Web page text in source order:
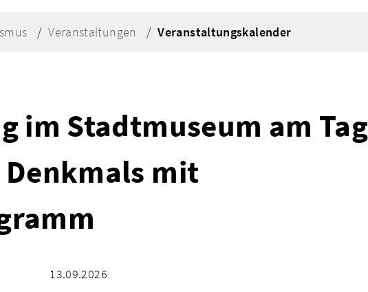
Veranstaltungen Veranstaltungskalender
im Stadtmuseum am Tag
mit
13.09.2026